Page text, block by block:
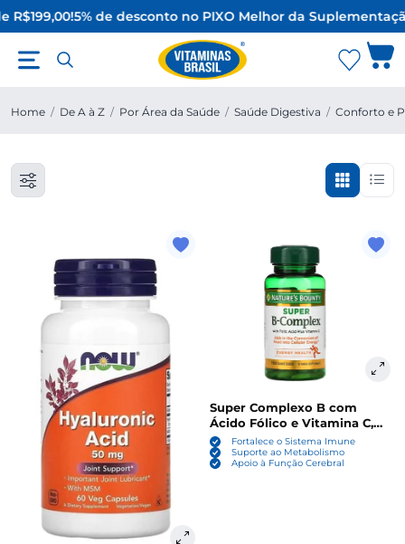
5% de desconto no PIXO Melhor da
Home / De A à Z / Por Área da Saúde / Saúde Digestiva / Conforto e
Super Complexo B com
Ácido Fólico e Vitamina C,
150 Comprimidos, Nature's
Bounty
Fortalece o Sistema Imune
Suporte ao Metabolismo
Apoio à Função Cerebral